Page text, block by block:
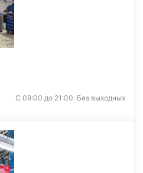
С 09:00 до 21:00. Без выходных